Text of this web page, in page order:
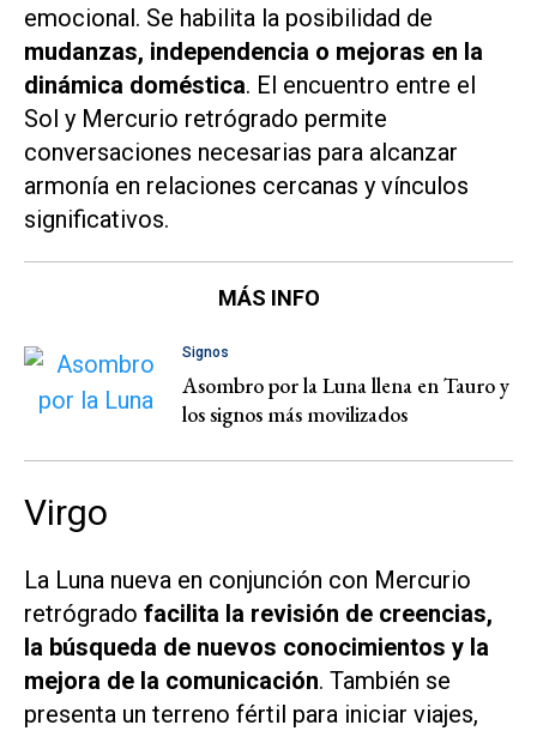
emocional. Se habilita la posibilidad de
mudanzas, independencia o mejoras en la
dinámica doméstica. El encuentro entre el
Sol y Mercurio retrógrado permite
conversaciones necesarias para alcanzar
armonía en relaciones cercanas y vínculos
significativos.
MÁS INFO
Signos
Asombro por la Luna llena en Tauro y
los signos más movilizados
Virgo
La Luna nueva en conjunción con Mercurio
retrógrado facilita la revisión de creencias,
la búsqueda de nuevos conocimientos y la
mejora de la comunicación. También se
presenta un terreno fértil para iniciar viajes,